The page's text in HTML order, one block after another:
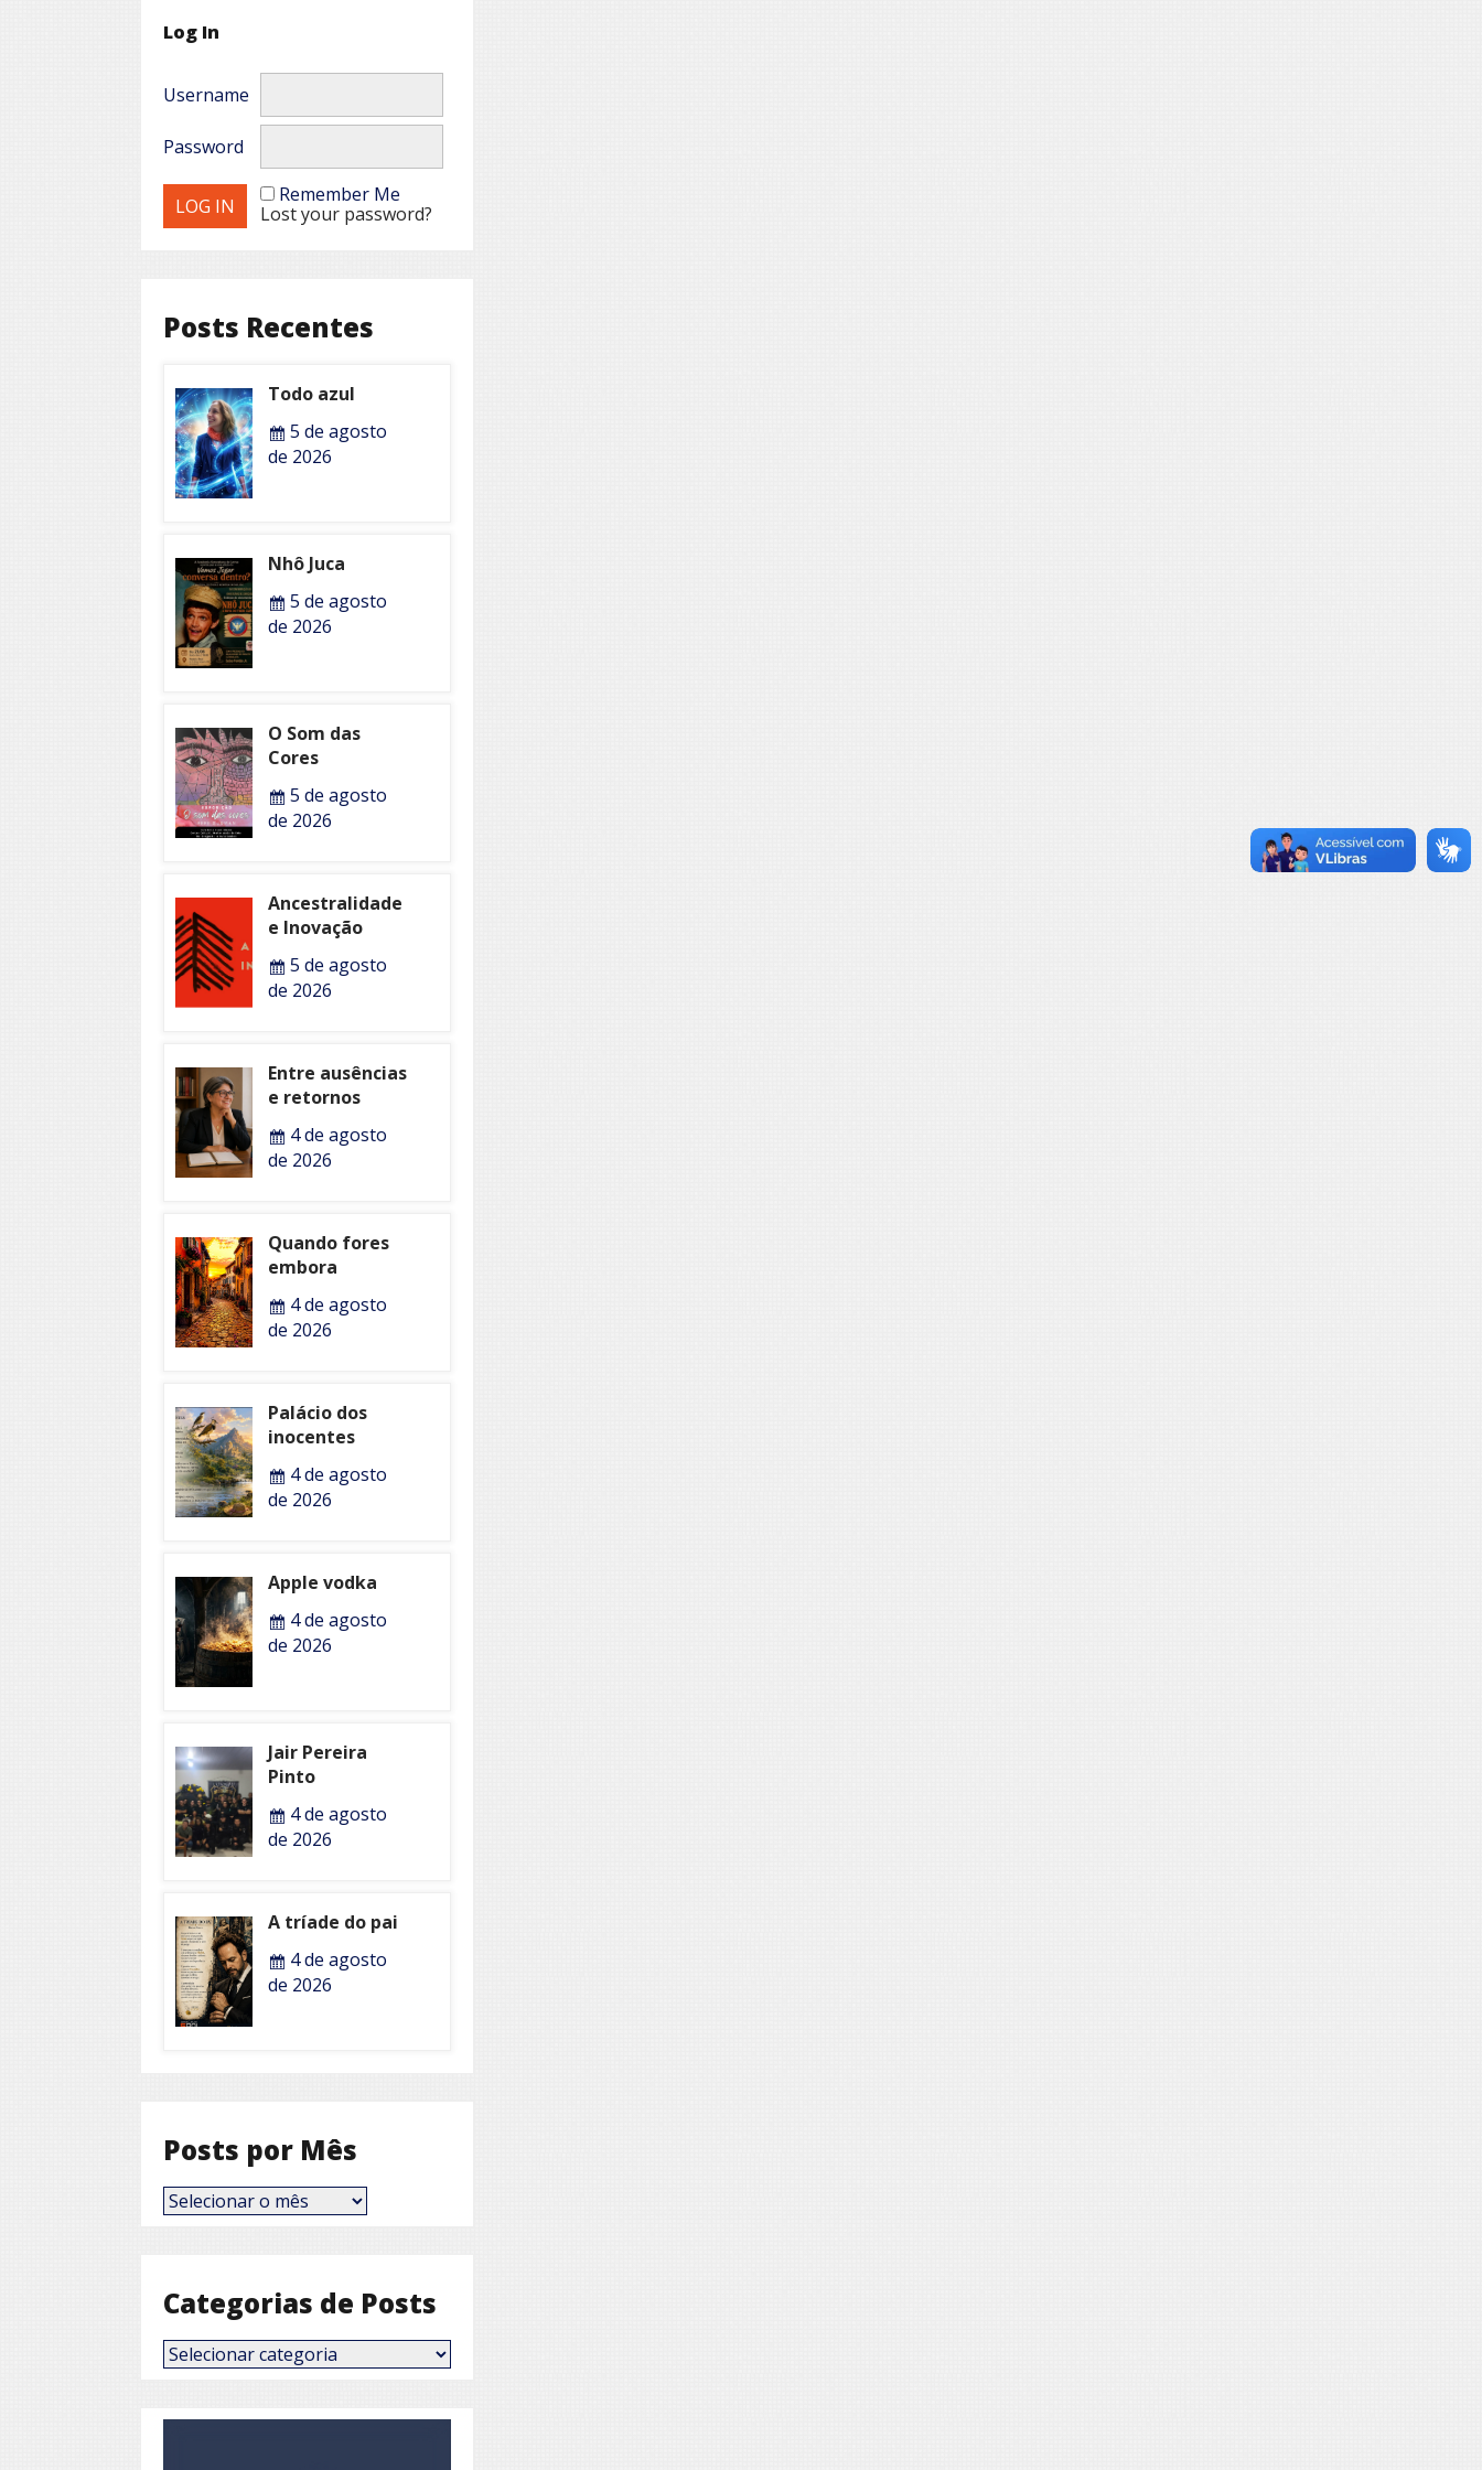
Log In
Username
Password
Remember Me
Lost your password?
Posts Recentes
Todo azul
5 de agosto
de 2026
Nhô Juca
5 de agosto
de 2026
O Som das
Cores
5 de agosto
de 2026
Ancestralidade
e Inovação
5 de agosto
de 2026
Entre ausências
e retornos
4 de agosto
de 2026
Quando fores
embora
4 de agosto
de 2026
Palácio dos
inocentes
4 de agosto
de 2026
Apple vodka
4 de agosto
de 2026
Jair Pereira
Pinto
4 de agosto
de 2026
A tríade do pai
4 de agosto
de 2026
Posts por Mês
Posts
por
Categorias de Posts
Categorias
de